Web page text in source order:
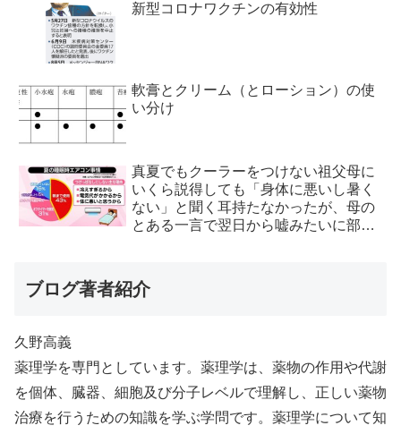
新型コロナワクチンの有効性
軟膏とクリーム（とローション）の使
い分け
真夏でもクーラーをつけない祖父母に
いくら説得しても「身体に悪いし暑く
ない」と聞く耳持たなかったが、母の
とある一言で翌日から嘘みたいに部屋
ブログ著者紹介
久野高義
薬理学を専門としています。薬理学は、薬物の作用や代謝
を個体、臓器、細胞及び分子レベルで理解し、正しい薬物
治療を行うための知識を学ぶ学問です。薬理学について知